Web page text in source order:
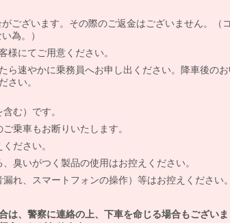
ございます。その際のご返金はございません。（
為。）
様にてご用意ください。
ら速やかに乗務員へお申し出ください。降車後の
さい。
む）です。
乗車もお断りいたします。
ださい。
臭いがつく製品の使用はお控えください。
れ、スマートフォンの操作）等はお控えください
は、警察に連絡の上、下車を命じる場合もございま